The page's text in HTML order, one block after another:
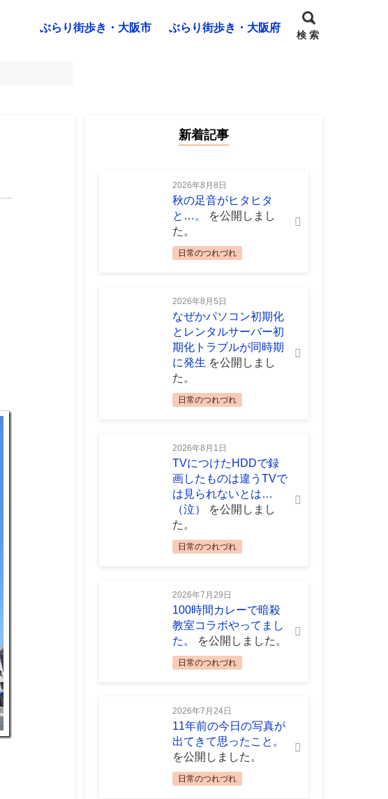
ぶらり街歩き・大阪市 ぶらり街歩き・大阪府
検 索
新着記事
2026年8月8日
秋の足音がヒタヒタ
と…。
を公開しまし
た。
日常のつれづれ
2026年8月5日
なぜかパソコン初期化
とレンタルサーバー初
期化トラブルが同時期
に発生 を公開しまし
た。
日常のつれづれ
2026年8月1日
TVにつけたHDDで録
画したものは違うTVで
は見られないとは…
（泣）
を公開しまし
た。
日常のつれづれ
2026年7月29日
100時間カレーで暗殺
教室コラボやってまし
た。
を公開しました。
日常のつれづれ
2026年7月24日
11年前の今日の写真が
出てきて思ったこと。
を公開しました。
日常のつれづれ